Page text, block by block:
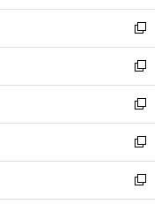
開
く
ウ
で
開
く
ン
ド
ウ
で
開
く
ウ
ィ
ン
ド
ウ
で
開
く
新
し
い
ウ
ィ
ン
ド
ウ
で
開
新
し
い
ウ
ィ
ン
ド
ウ
新
し
い
ウ
ィ
ン
新
し
い
新